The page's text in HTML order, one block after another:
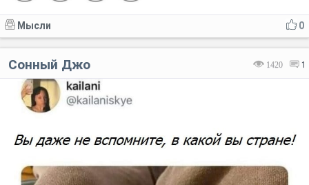
0
Мысли
1420 1
Сонный Джо